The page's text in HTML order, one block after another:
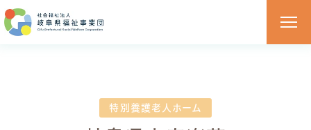
特別養護老人ホーム